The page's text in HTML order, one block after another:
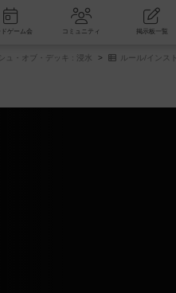
ボードゲーム会 コミュニティ
ュ・オブ・デッキ : 浸水 ルール/インスト